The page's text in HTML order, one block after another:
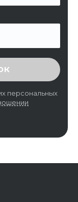
персональных